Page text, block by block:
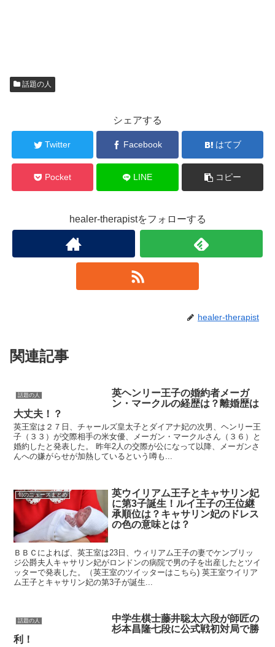
話題の人
シェアする
Twitter Facebook はてブ
Pocket LINE コピー
healer-therapistをフォローする
healer-therapist
関連記事
話題の人
英ヘンリー王子の婚約者メーガ
ン・マークルの経歴は？離婚歴は
大丈夫！？
英王室は２７日、チャールズ皇太子とダイアナ妃の次男、ヘンリー王
子（３３）が交際相手の米女優、メーガン・マークルさん（３６）と
婚約したと発表した。 昨年2人の交際が公になって以降、メーガンさ
んへの嫌がらせが加熱しているという噂も...
旬のニュースまとめ
英ウイリアム王子とキャサリン妃
に第3子誕生！ルイ王子の王位継
承順位は？キャサリン妃のドレス
の色の意味とは？
ＢＢＣによれば、英王室は23日、ウィリアム王子の妻でケンブリッ
ジ公爵夫人キャサリン妃がロンドンの病院で男の子を出産したとツイ
ッターで発表した。（英王室のツイッターはこちら) 英王室ウイリア
ム王子とキャサリン妃の第3子が誕生...
話題の人
中学生棋士藤井聡太六段が師匠の
杉本昌隆七段に公式戦初対局で勝
利！